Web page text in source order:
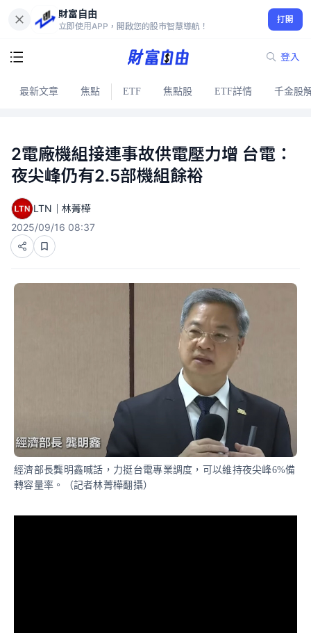
財富自由
立即使用APP，開啟您的股市智慧導航！
打開
登入
最新文章 焦點 ETF 焦點股 ETF詳情 千金股
2電廠機組接連事故供電壓力增 台電：
夜尖峰仍有2.5部機組餘裕
LTN｜林菁樺
2025/09/16 08:37
經濟部長龔明鑫喊話，力挺台電專業調度，可以維持夜尖峰6%備
轉容量率。（記者林菁樺翻攝）